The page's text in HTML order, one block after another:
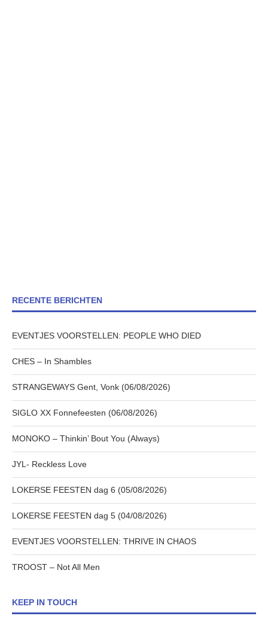
RECENTE BERICHTEN
EVENTJES VOORSTELLEN: PEOPLE WHO DIED
CHES – In Shambles
STRANGEWAYS Gent, Vonk (06/08/2026)
SIGLO XX Fonnefeesten (06/08/2026)
MONOKO – Thinkin’ Bout You (Always)
JYL- Reckless Love
LOKERSE FEESTEN dag 6 (05/08/2026)
LOKERSE FEESTEN dag 5 (04/08/2026)
EVENTJES VOORSTELLEN: THRIVE IN CHAOS
TROOST – Not All Men
KEEP IN TOUCH